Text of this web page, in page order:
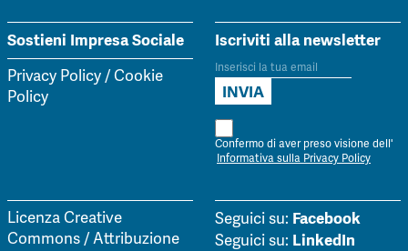
Sostieni Impresa Sociale
Privacy Policy/Cookie
Policy
Iscriviti alla newsletter
Confermo di aver preso visione dell'
Informativa sulla Privacy Policy
Licenza Creative
Commons / Attribuzione
Seguici su: Facebook
Seguici su: LinkedIn